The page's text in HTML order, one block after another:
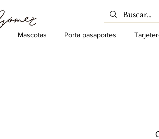
Mascotas Porta pasaportes